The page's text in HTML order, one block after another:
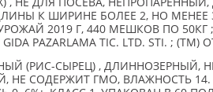
К ШИРИНЕ БОЛЕЕ 2, НО МЕНЕЕ
УРОЖАЙ 2019 Г, 440 МЕШКОВ ПО 50КГ
GIDA PAZARLAMA TIC. LTD. STI. ; (TM)
(РИС-СЫРЕЦ) , ДЛИННОЗЕРНЫЙ,
НЕ СОДЕРЖИТ ГМО, ВЛАЖНОСТЬ 14.